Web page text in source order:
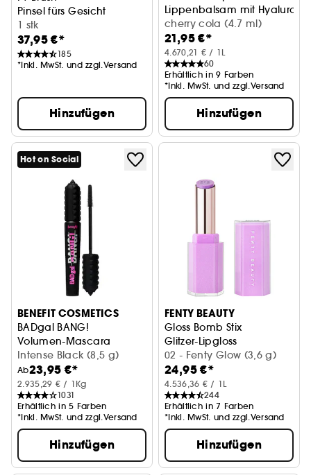
Pinsel fürs Gesicht
1 stk
37,95 €*
185
*Inkl. MwSt. und zzgl.Versand
Hinzufügen
Lippenbalsam mit
cherry cola (4.7 ml)
21,95 €*
4.670,21 € / 1L
60
Erhältlich in 9 Farben
*Inkl. MwSt. und zzgl.Versand
Hinzufügen
Hot on Social
BENEFIT COSMETICS
BADgal BANG!
Volumen-Mascara
Intense Black (8,5 g)
Ab23,95 €*
2.935,29 € / 1Kg
1031
Erhältlich in 5 Farben
*Inkl. MwSt. und zzgl.Versand
Hinzufügen
FENTY BEAUTY
Gloss Bomb Stix
Glitzer-Lipgloss
02 - Fenty Glow (3,6 g)
24,95 €*
4.536,36 € / 1L
244
Erhältlich in 7 Farben
*Inkl. MwSt. und zzgl.Versand
Hinzufügen